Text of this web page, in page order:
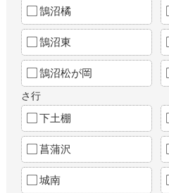
鵠沼橘
鵠沼東
鵠沼松が岡
さ行
下土棚
菖蒲沢
城南